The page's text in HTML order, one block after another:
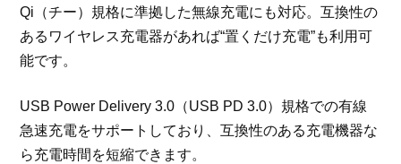
Qi（チー）規格に準拠した無線充電にも対応。互換性の
あるワイヤレス充電器があれば“置くだけ充電”も利用可
能です。
USB Power Delivery 3.0（USB PD 3.0）規格での有線
急速充電をサポートしており、互換性のある充電機器な
ら充電時間を短縮できます。